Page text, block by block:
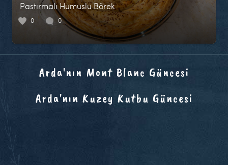
Pastırmalı Humuslu Börek
0 0
Arda'nın Mont Blanc Güncesi
Arda'nın Kuzey Kutbu Güncesi